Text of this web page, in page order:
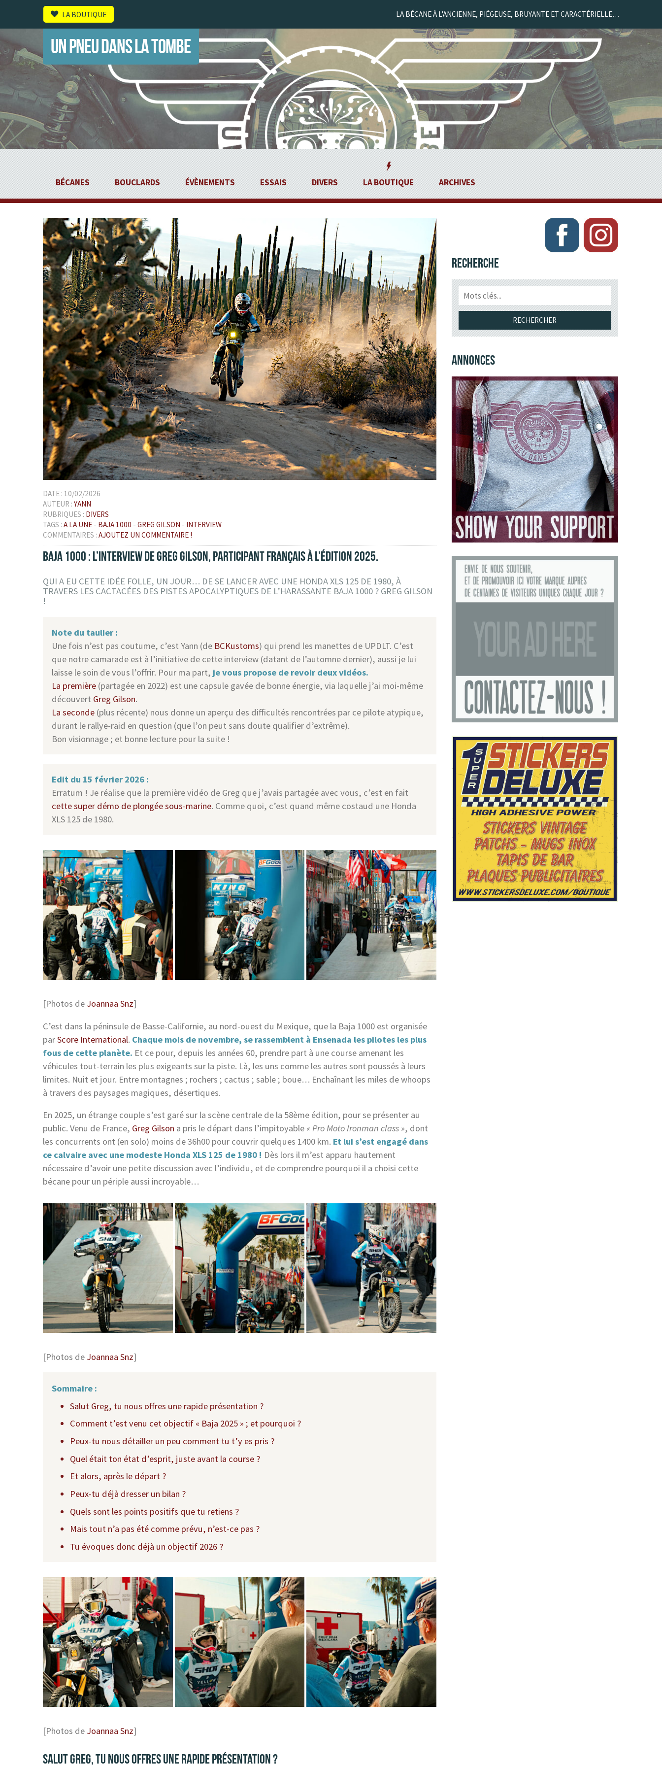
LA BOUTIQUE
UN PNEU DANS LA TOMBE
LA BÉCANE À L'ANCIENNE, PIÉGEUSE, BRUYANTE ET CARACTÉRIELLE…
BÉCANES BOUCLARDS ÉVÈNEMENTS ESSAIS DIVERS LA BOUTIQUE ARCHIVES
DATE : 10/02/2026
AUTEUR : YANN
RUBRIQUES : DIVERS
TAGS : A LA UNE - BAJA 1000 - GREG GILSON - INTERVIEW
COMMENTAIRES : AJOUTEZ UN COMMENTAIRE !
BAJA 1000 : L’INTERVIEW DE GREG GILSON, PARTICIPANT FRANÇAIS À L’ÉDITION 2025.
QUI A EU CETTE IDÉE FOLLE, UN JOUR… DE SE LANCER AVEC UNE HONDA XLS 125 DE 1980, À
TRAVERS LES CACTACÉES DES PISTES APOCALYPTIQUES DE L’HARASSANTE BAJA 1000 ? GREG GILSON
!
Note du taulier :
Une fois n’est pas coutume, c’est Yann (de BCKustoms) qui prend les manettes de UPDLT. C’est
que notre camarade est à l’initiative de cette interview (datant de l’automne dernier), aussi je lui
laisse le soin de vous l’offrir. Pour ma part, je vous propose de revoir deux vidéos.
La première (partagée en 2022) est une capsule gavée de bonne énergie, via laquelle j’ai moi-même
découvert Greg Gilson.
La seconde (plus récente) nous donne un aperçu des difficultés rencontrées par ce pilote atypique,
durant le rallye-raid en question (que l’on peut sans doute qualifier d’extrême).
Bon visionnage ; et bonne lecture pour la suite !
Edit du 15 février 2026 :
Erratum ! Je réalise que la première vidéo de Greg que j’avais partagée avec vous, c’est en fait
cette super démo de plongée sous-marine. Comme quoi, c’est quand même costaud une Honda
XLS 125 de 1980.
[Photos de Joannaa Snz]
C’est dans la péninsule de Basse-Californie, au nord-ouest du Mexique, que la Baja 1000 est organisée
parScore International. Chaque mois de novembre, se rassemblent à Ensenada les pilotes les plus
fous de cette planète. Et ce pour, depuis les années 60, prendre part à une course amenant les
véhicules tout-terrain les plus exigeants sur la piste. Là, les uns comme les autres sont poussés à leurs
limites. Nuit et jour. Entre montagnes ; rochers ; cactus ; sable ; boue… Enchaînant les miles de whoops
à travers des paysages magiques, désertiques.
En 2025, un étrange couple s’est garé sur la scène centrale de la 58ème édition, pour se présenter au
public. Venu de France, Greg Gilson a pris le départ dans l’impitoyable« Pro Moto Ironman class », dont
les concurrents ont (en solo) moins de 36h00 pour couvrir quelques 1400 km. Et lui s’est engagé dans
ce calvaire avec une modeste Honda XLS 125 de 1980 ! Dès lors il m’est apparu hautement
nécessaire d’avoir une petite discussion avec l’individu, et de comprendre pourquoi il a choisi cette
bécane pour un périple aussi incroyable…
[Photos de Joannaa Snz]
Sommaire :
Salut Greg, tu nous offres une rapide présentation ?
Comment t’est venu cet objectif « Baja 2025 » ; et pourquoi ?
Peux-tu nous détailler un peu comment tu t’y es pris ?
Quel était ton état d’esprit, juste avant la course ?
Et alors, après le départ ?
Peux-tu déjà dresser un bilan ?
Quels sont les points positifs que tu retiens ?
Mais tout n’a pas été comme prévu, n’est-ce pas ?
Tu évoques donc déjà un objectif 2026 ?
[Photos de Joannaa Snz]
SALUT GREG, TU NOUS OFFRES UNE RAPIDE PRÉSENTATION ?
RECHERCHE
ANNONCES